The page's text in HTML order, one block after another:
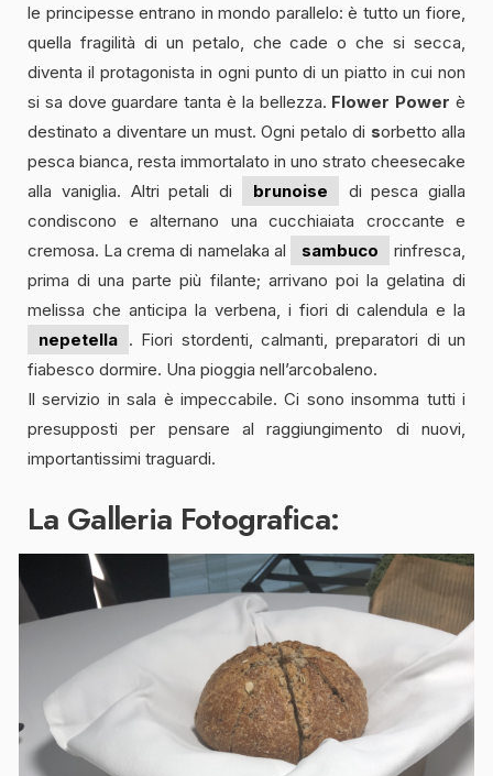
le principesse entrano in mondo parallelo: è tutto un fiore,
quella fragilità di un petalo, che cade o che si secca,
diventa il protagonista in ogni punto di un piatto in cui non
si sa dove guardare tanta è la bellezza. Flower Power è
destinato a diventare un must. Ogni petalo di sorbetto alla
pesca bianca, resta immortalato in uno strato cheesecake
alla vaniglia. Altri petali di
brunoise
di pesca gialla
condiscono e alternano una cucchiaiata croccante e
cremosa. La crema di namelaka al
sambuco
rinfresca,
prima di una parte più filante; arrivano poi la gelatina di
melissa che anticipa la verbena, i fiori di calendula e la
nepetella . Fiori stordenti, calmanti, preparatori di un
fiabesco dormire. Una pioggia nell’arcobaleno.
Il servizio in sala è impeccabile. Ci sono insomma tutti i
presupposti per pensare al raggiungimento di nuovi,
importantissimi traguardi.
La Galleria Fotografica: